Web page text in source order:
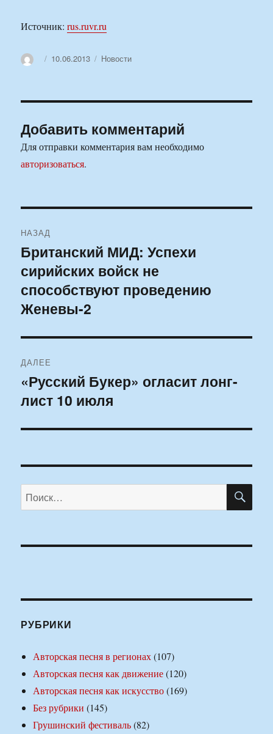
Источник:rus.ruvr.ru
АвторОпубликовано
10.06.2013 Рубрики
Новости
Добавить комментарий
Для отправки комментария вам необходимо
авторизоваться.
по
записям
НАЗАД
Предыдущая
запись:
Британский МИД: Успехи
сирийских войск не
способствуют проведению
Женевы-2
ДАЛЕЕ
Следующая
запись:
«Русский Букер» огласит лонг-
лист 10 июля
Искать:
РУБРИКИ
Авторская песня в регионах(107)
Авторская песня как движение(120)
Авторская песня как искусство(169)
Без рубрики (145)
Грушинский фестиваль(82)